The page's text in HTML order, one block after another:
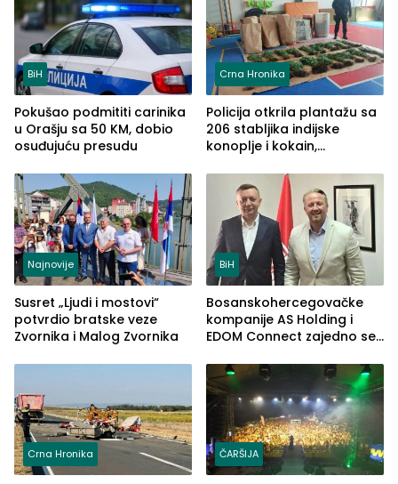
BiH
Pokušao podmititi carinika
u Orašju sa 50 KM, dobio
osuđujuću presudu
Crna Hronika
Policija otkrila plantažu sa
206 stabljika indijske
konoplje i kokain,
(FOTO)
Najnovije
Susret „Ljudi i mostovi“
potvrdio bratske veze
Zvornika i Malog Zvornika
BiH
Bosanskohercegovačke
kompanije AS Holding i
EDOM Connect zajedno se
Crna Hronika ČARŠIJA